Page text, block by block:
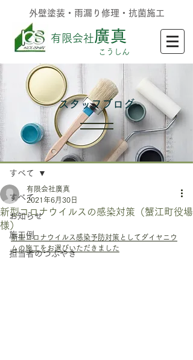
外壁塗装・雨漏り修理・抗菌施工
有限会社廣真
​こうしん
記事
すべて
お知らせ
施工例
担当者のつぶやき
すべて
新型コロナウイルスの感染対策（蟹江町役場
様）
有限会社廣真
2021年6月30日
新型コロナウイルス感染予防対策としてダイヤニウ
ムの施工をお選びいただきました
​スタッフブログ